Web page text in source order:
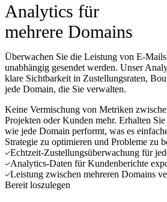
Analytics für
mehrere Domains
Überwachen Sie die Leistung von E-
unabhängig gesendet werden. Unser
klare Sichtbarkeit in Zustellungsraten,
jede Domain, die Sie verwalten.
Keine Vermischung von Metriken
Projekten oder Kunden mehr. Erhalten
wie jede Domain performt, was es
Strategie zu optimieren und Probleme zu
Echtzeit-Zustellungsüberwachung für
Analytics-Daten für Kundenberichte
Leistung zwischen mehreren Domains
Bereit loszulegen